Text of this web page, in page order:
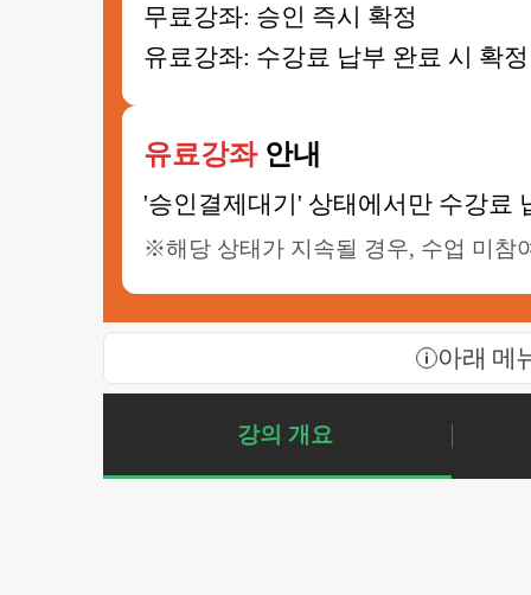
무료강좌: 승인 즉시 확정
유료강좌: 수강료 납부 완료 시 확정
유료강좌안내
'승인결제대기' 상태에서만 수강료
※해당 상태가 지속될 경우, 수업 미참
아래 메
강의 개요